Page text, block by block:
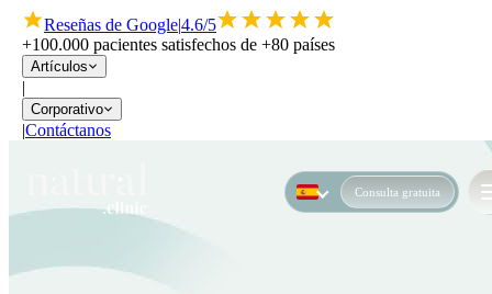
Reseñas de Google|4.6/5
+100.000 pacientes satisfechos de +80 países
Artículos
|
Corporativo
|Contáctanos
Consulta gratuita